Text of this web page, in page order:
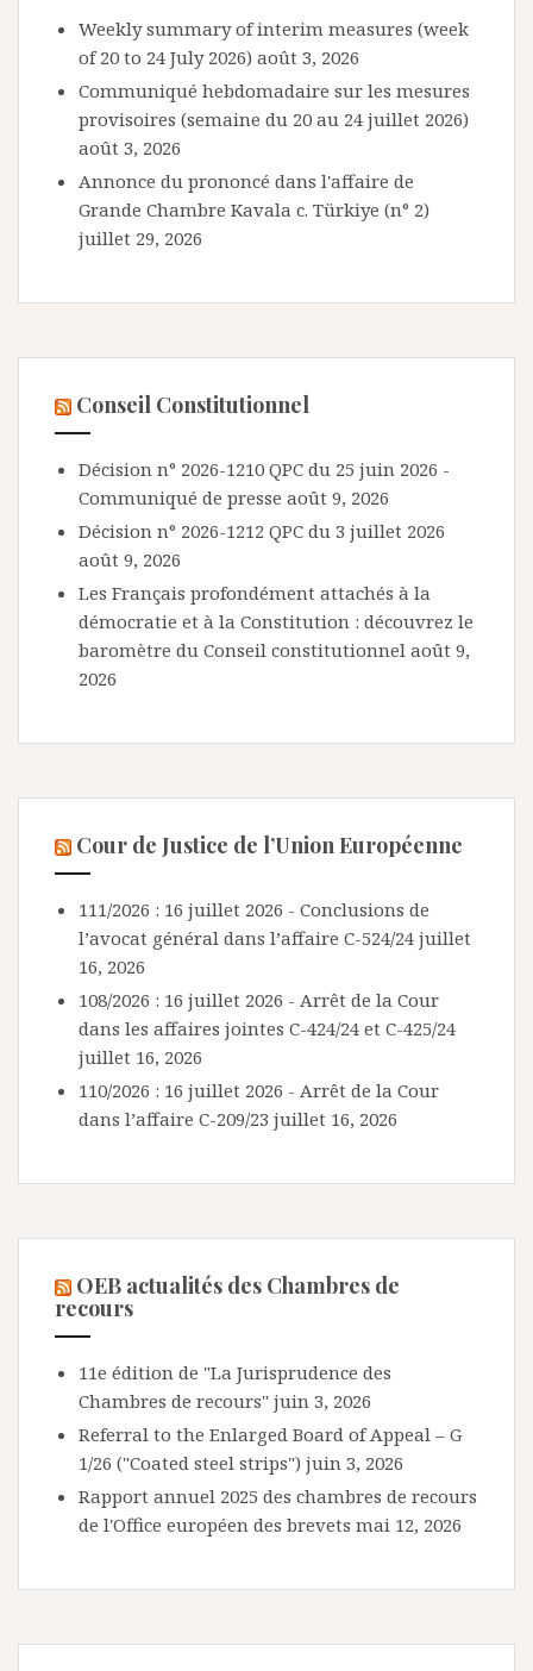
Weekly summary of interim measures (week
of 20 to 24 July 2026) août 3, 2026
Communiqué hebdomadaire sur les mesures
provisoires (semaine du 20 au 24 juillet 2026)
août 3, 2026
Annonce du prononcé dans l'affaire de
Grande Chambre Kavala c. Türkiye (n° 2)
juillet 29, 2026
Conseil Constitutionnel
Décision n° 2026-1210 QPC du 25 juin 2026 -
Communiqué de presse août 9, 2026
Décision n° 2026-1212 QPC du 3 juillet 2026
août 9, 2026
Les Français profondément attachés à la
démocratie et à la Constitution : découvrez le
baromètre du Conseil constitutionnel août 9,
2026
Cour de Justice de l’Union Européenne
111/2026 : 16 juillet 2026 - Conclusions de
l’avocat général dans l’affaire C-524/24 juillet
16, 2026
108/2026 : 16 juillet 2026 - Arrêt de la Cour
dans les affaires jointes C-424/24 et C-425/24
juillet 16, 2026
110/2026 : 16 juillet 2026 - Arrêt de la Cour
dans l’affaire C-209/23 juillet 16, 2026
OEB actualités des Chambres de
recours
11e édition de "La Jurisprudence des
Chambres de recours" juin 3, 2026
Referral to the Enlarged Board of Appeal – G
1/26 ("Coated steel strips") juin 3, 2026
Rapport annuel 2025 des chambres de recours
de l'Office européen des brevets mai 12, 2026